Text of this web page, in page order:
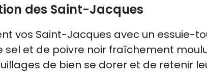
des Saint-Jacques
vos Saint-Jacques avec un essuie-
sel et de poivre noir fraîchement
de bien se dorer et de retenir